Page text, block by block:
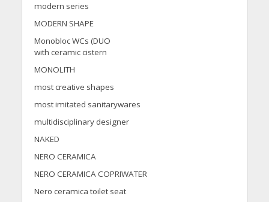
modern series
MODERN SHAPE
Monobloc WCs (DUO
with ceramic cistern
MONOLITH
most creative shapes
most imitated sanitarywares
multidisciplinary designer
NAKED
NERO CERAMICA
NERO CERAMICA COPRIWATER
Nero ceramica toilet seat